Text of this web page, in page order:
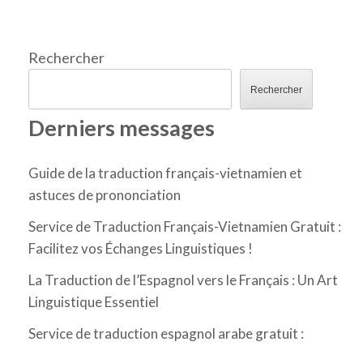
Rechercher
Rechercher
Derniers messages
Guide de la traduction français-vietnamien et
astuces de prononciation
Service de Traduction Français-Vietnamien Gratuit :
Facilitez vos Échanges Linguistiques !
La Traduction de l’Espagnol vers le Français : Un Art
Linguistique Essentiel
Service de traduction espagnol arabe gratuit :